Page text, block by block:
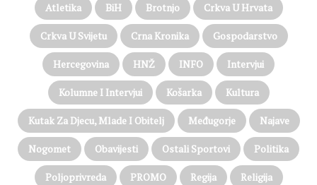
Atletika BiH Brotnjo Crkva U Hrvata
Crkva U Svijetu Crna Kronika Gospodarstvo
Hercegovina HNŽ INFO Intervjui
Kolumne I Intervjui Košarka Kultura
Kutak Za Djecu, Mlade I Obitelj Međugorje Najave
Nogomet Obavijesti Ostali Sportovi Politika
Poljoprivreda PROMO Regija Religija